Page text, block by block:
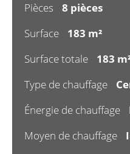
Pièces
8 pièces
Surface
183 m²
Surface totale
183
Type de chauffage
Énergie de chauffage
Moyen de chauffage